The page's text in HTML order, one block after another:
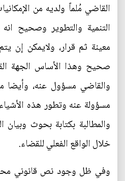
القاضي مُلماً ولديه من
التنمية والتطوير وصحيح
معينة ثم قرار، ولايمكن إن
صحيح وهذا الأساس الجهة
والقاضي مسؤول عنه، وأيضا
مسؤولة عنه وتطور هذه
والمطالبة بكتابة بحوث
خلال الواقع الفعلي للقضاء.
وفي ظل وجود نص قانوني